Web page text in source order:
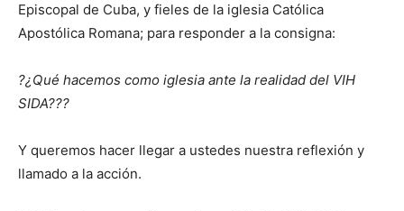
Episcopal de Cuba, y fieles de la iglesia Católica
Apostólica Romana; para responder a la consigna:
?¿Qué hacemos como iglesia ante la realidad del VIH
SIDA???
Y queremos hacer llegar a ustedes nuestra reflexión y
llamado a la acción.